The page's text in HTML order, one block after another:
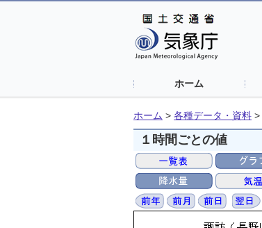
ホーム
ホーム > 各種データ・資料 >
１時間ごとの値